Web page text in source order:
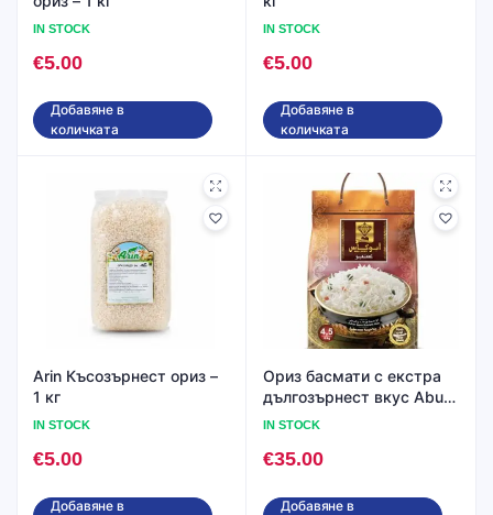
IN STOCK
€5.00
Добавяне в
количката
IN STOCK
€5.00
Добавяне в
количката
Arin Късозърнест ориз –
1 кг
IN STOCK
€5.00
Добавяне в
Ориз басмати с екстра
дългозърнест вкус Abu
Kass – 4,5 кг
IN STOCK
€35.00
Добавяне в